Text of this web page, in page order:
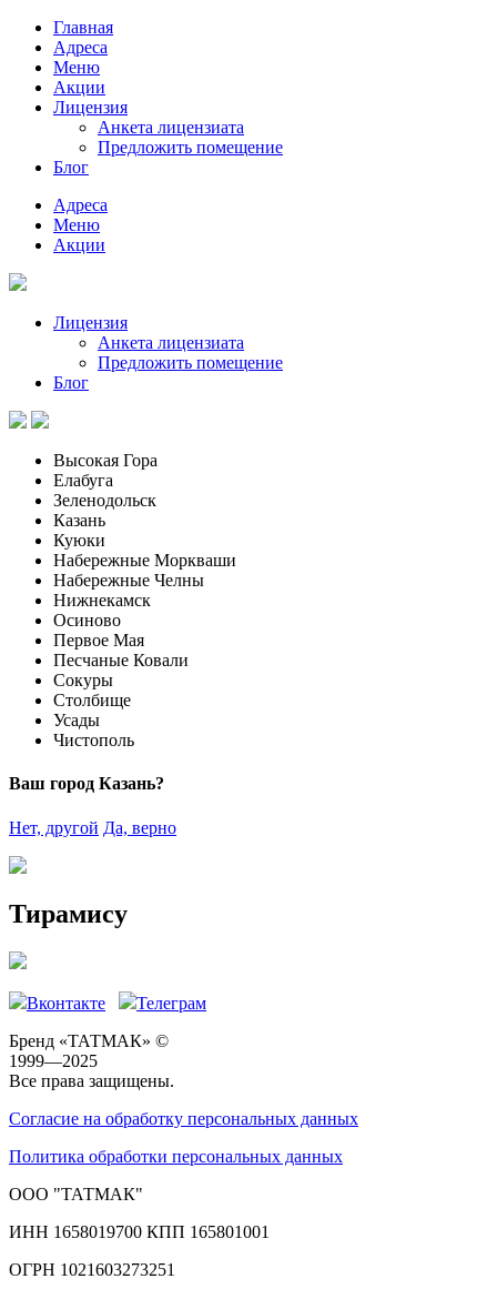
Главная
Адреса
Меню
Акции
Лицензия
Анкета лицензиата
Предложить помещение
Блог
Адреса
Меню
Акции
Лицензия
Анкета лицензиата
Предложить помещение
Блог
Высокая Гора
Елабуга
Зеленодольск
Казань
Куюки
Набережные Моркваши
Набережные Челны
Нижнекамск
Осиново
Первое Мая
Песчаные Ковали
Сокуры
Столбище
Усады
Чистополь
Ваш город Казань?
Нет, другой Да, верно
Тирамису
Вконтакте
Телеграм
Бренд «ТАТМАК» ©
1999—2025
Все права защищены.
Согласие на обработку персональных данных
Политика обработки персональных данных
ООО "ТАТМАК"
ИНН 1658019700 КПП 165801001
ОГРН 1021603273251